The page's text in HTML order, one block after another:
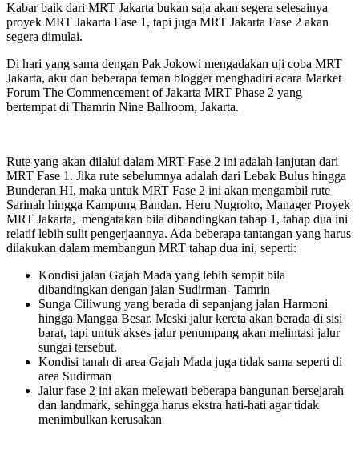
Kabar baik dari MRT Jakarta bukan saja akan segera selesainya
proyek MRT Jakarta Fase 1, tapi juga MRT Jakarta Fase 2 akan
segera dimulai.
Di hari yang sama dengan Pak Jokowi mengadakan uji coba MRT
Jakarta, aku dan beberapa teman blogger menghadiri acara Market
Forum The Commencement of Jakarta MRT Phase 2 yang
bertempat di Thamrin Nine Ballroom, Jakarta.
Rute yang akan dilalui dalam MRT Fase 2 ini adalah lanjutan dari
MRT Fase 1. Jika rute sebelumnya adalah dari Lebak Bulus hingga
Bunderan HI, maka untuk MRT Fase 2 ini akan mengambil rute
Sarinah hingga Kampung Bandan. Heru Nugroho, Manager Proyek
MRT Jakarta, mengatakan bila dibandingkan tahap 1, tahap dua ini
relatif lebih sulit pengerjaannya. Ada beberapa tantangan yang harus
dilakukan dalam membangun MRT tahap dua ini, seperti:
Kondisi jalan Gajah Mada yang lebih sempit bila
dibandingkan dengan jalan Sudirman- Tamrin
Sunga Ciliwung yang berada di sepanjang jalan Harmoni
hingga Mangga Besar. Meski jalur kereta akan berada di sisi
barat, tapi untuk akses jalur penumpang akan melintasi jalur
sungai tersebut.
Kondisi tanah di area Gajah Mada juga tidak sama seperti di
area Sudirman
Jalur fase 2 ini akan melewati beberapa bangunan bersejarah
dan landmark, sehingga harus ekstra hati-hati agar tidak
menimbulkan kerusakan